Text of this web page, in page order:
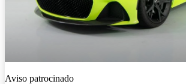
Aviso patrocinado